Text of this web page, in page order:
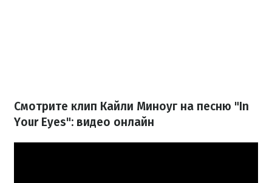
Смотрите клип Кайли Миноуг на песню "In
Your Eyes": видео онлайн